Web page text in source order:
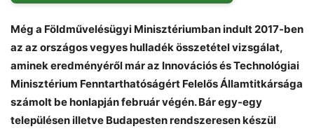
Még a Földművelésügyi Minisztériumban indult 2017-ben
az az országos vegyes hulladék összetétel vizsgálat,
aminek eredményéről már az Innovációs és Technológiai
Minisztérium Fenntarthatóságért Felelős Államtitkársága
számolt be honlapján február végén. Bár egy-egy
településen illetve Budapesten rendszeresen készül